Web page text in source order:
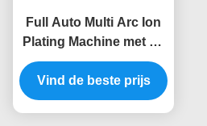
Full Auto Multi Arc Ion
Plating Machine met op
maat gemaakte
vacuümkamer en anti-
vleklaag voor luxe
Vind de beste prijs